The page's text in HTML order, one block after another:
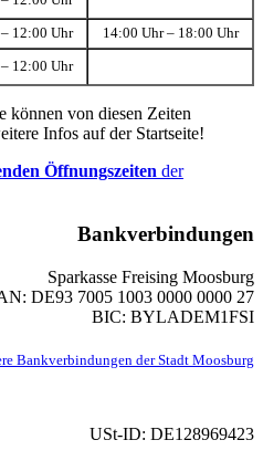
12:00 Uhr 14:00 Uhr – 18:00 Uhr
12:00 Uhr
können von diesen Zeiten
Infos auf der Startseite!
Öffnungszeiten der
Bankverbindungen
Sparkasse Freising Moosburg
DE93 7005 1003 0000 0000 27
BIC: BYLADEM1FSI
Bankverbindungen der Stadt Moosburg
USt-ID: DE128969423